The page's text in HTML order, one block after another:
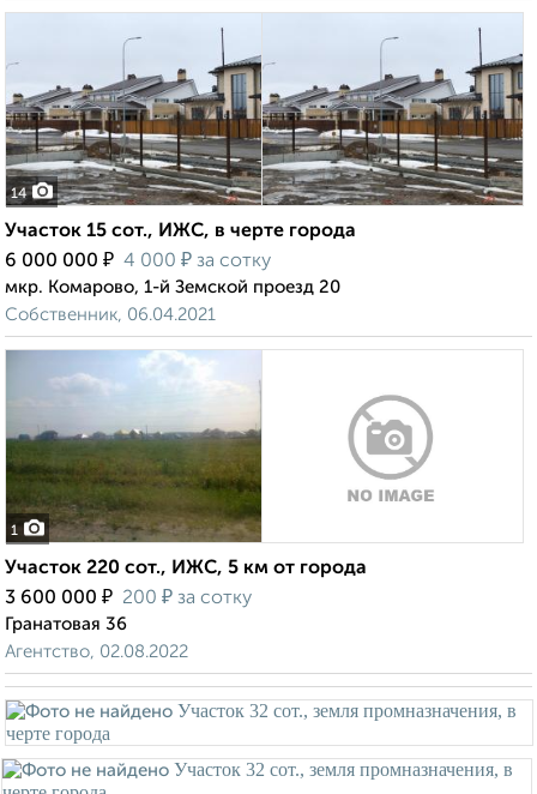
14
Участок 15 сот., ИЖС, в черте города
6 000 000 ₽ 4 000 ₽ за сотку
мкр. Комарово, 1-й Земской проезд 20
Собственник, 06.04.2021
1
Участок 220 сот., ИЖС, 5 км от города
3 600 000 ₽ 200 ₽ за сотку
Гранатовая 36
Агентство, 02.08.2022